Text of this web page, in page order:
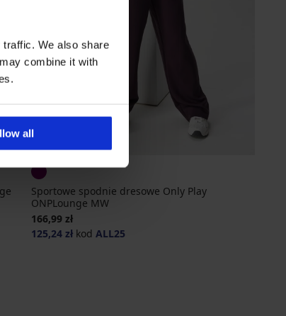
We also share
combine it with
all
Sportowe spodnie dresowe Only Play
ONPLounge MW
166,99 zł
125,24 złkod ALL25